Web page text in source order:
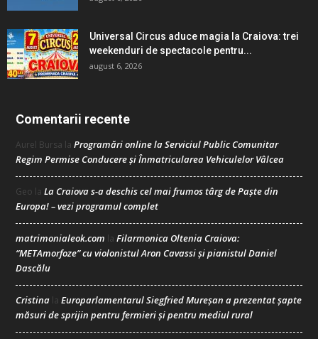
Universal Circus aduce magia la Craiova: trei
weekenduri de spectacole pentru...
august 6, 2026
Comentarii recente
Aurel Bursa la Programări online la Serviciul Public Comunitar
Regim Permise Conducere şi Înmatricularea Vehiculelor Vâlcea
Geo la La Craiova s-a deschis cel mai frumos târg de Paște din
Europa! – vezi programul complet
matrimonialeok.com la Filarmonica Oltenia Craiova:
“METAmorfoze” cu violonistul Aron Cavassi și pianistul Daniel
Dascălu
Cristina la Europarlamentarul Siegfried Mureșan a prezentat șapte
măsuri de sprijin pentru fermieri și pentru mediul rural